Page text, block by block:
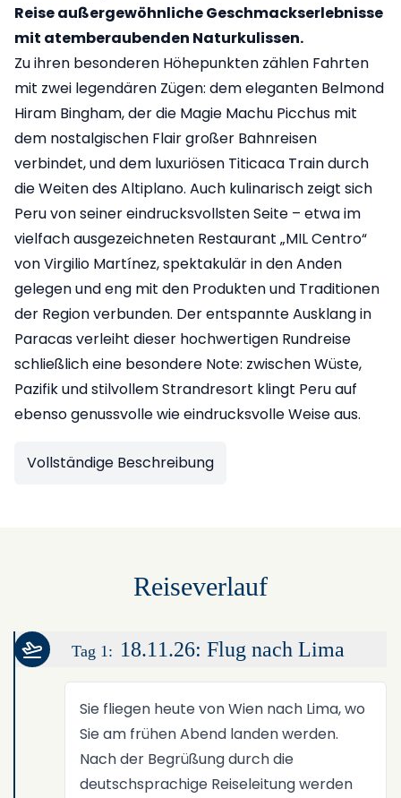
Reise außergewöhnliche Geschmackserlebnisse
mit atemberaubenden Naturkulissen.
Zu ihren besonderen Höhepunkten zählen Fahrten
mit zwei legendären Zügen: dem eleganten Belmond
Hiram Bingham, der die Magie Machu Picchus mit
dem nostalgischen Flair großer Bahnreisen
verbindet, und dem luxuriösen Titicaca Train durch
die Weiten des Altiplano. Auch kulinarisch zeigt sich
Peru von seiner eindrucksvollsten Seite – etwa im
vielfach ausgezeichneten Restaurant „MIL Centro“
von Virgilio Martínez, spektakulär in den Anden
gelegen und eng mit den Produkten und Traditionen
der Region verbunden. Der entspannte Ausklang in
Paracas verleiht dieser hochwertigen Rundreise
schließlich eine besondere Note: zwischen Wüste,
Pazifik und stilvollem Strandresort klingt Peru auf
ebenso genussvolle wie eindrucksvolle Weise aus.
Vollständige Beschreibung
Reiseverlauf
Tag 1: 18.11.26: Flug nach Lima
Sie fliegen heute von Wien nach Lima, wo
Sie am frühen Abend landen werden.
Nach der Begrüßung durch die
deutschsprachige Reiseleitung werden